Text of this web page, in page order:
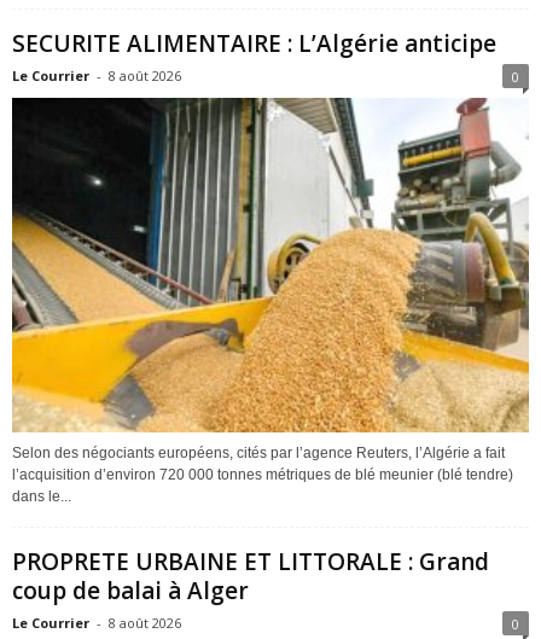
SECURITE ALIMENTAIRE : L’Algérie anticipe
Le Courrier - 8 août 2026 0
Selon des négociants européens, cités par l’agence Reuters, l’Algérie a fait
l’acquisition d’environ 720 000 tonnes métriques de blé meunier (blé tendre)
dans le...
PROPRETE URBAINE ET LITTORALE : Grand
coup de balai à Alger
Le Courrier - 8 août 2026 0